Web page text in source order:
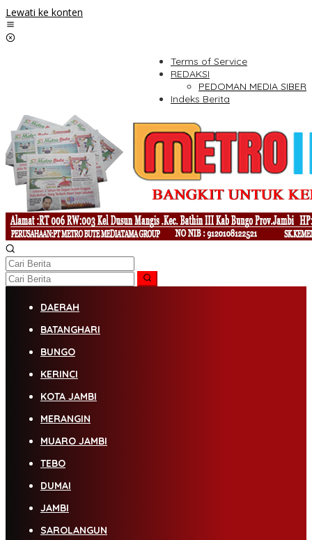
Lewati ke konten
Terms of Service
REDAKSI
PEDOMAN MEDIA SIBER
Indeks Berita
DAERAH
BATANGHARI
BUNGO
KERINCI
KOTA JAMBI
MERANGIN
MUARO JAMBI
TEBO
DUMAI
JAMBI
SAROLANGUN